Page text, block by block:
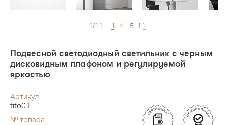
1/11 1–4 5–11
Подвесной светодиодный светильник с черным
дисковидным плафоном и регулируемой
яркостью
Артикул:
tito01
№ товара: